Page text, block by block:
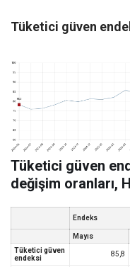
Tüketici güven
Tüketici güven
değişim oranları,
Endeks
Mayıs
Tüketici güven
endeksi
85,8